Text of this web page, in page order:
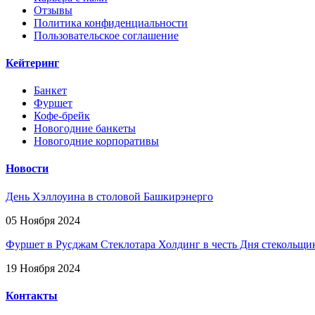
Отзывы
Политика конфиденциальности
Пользовательское соглашение
Кейтеринг
Банкет
Фуршет
Кофе-брейк
Новогодние банкеты
Новогодние корпоративы
Новости
День Хэллоуина в столовой Башкирэнерго
05 Ноября 2024
Фуршет в Русджам Стеклотара Холдинг в честь Дня
19 Ноября 2024
Контакты